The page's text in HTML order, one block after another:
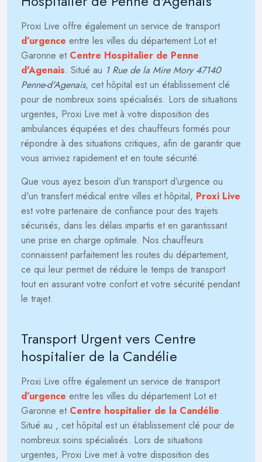
Proxi Live offre également un service de transport
d’urgence entre les villes du département Lot et
Garonne et Centre Hospitalier de Penne
d'Agenais. Situé au 1 Rue de la Mire Mory 47140
Penne-d'Agenais, cet hôpital est un établissement clé
pour de nombreux soins spécialisés. Lors de situations
urgentes, Proxi Live met à votre disposition des
ambulances équipées et des chauffeurs formés pour
répondre à des situations critiques, afin de garantir que
vous arriviez rapidement et en toute sécurité.
Que vous ayez besoin d’un transport d’urgence ou
d'un transfert médical entre villes et hôpital, Proxi Live
est votre partenaire de confiance pour des trajets
sécurisés, dans les délais impartis et en garantissant
une prise en charge optimale. Nos chauffeurs
connaissent parfaitement les routes du département,
ce qui leur permet de réduire le temps de transport
tout en assurant votre confort et votre sécurité pendant
le trajet.
Transport Urgent vers Centre
hospitalier de la Candélie
Proxi Live offre également un service de transport
d’urgence entre les villes du département Lot et
Garonne et Centre hospitalier de la Candélie.
Situé au , cet hôpital est un établissement clé pour de
nombreux soins spécialisés. Lors de situations
urgentes, Proxi Live met à votre disposition des